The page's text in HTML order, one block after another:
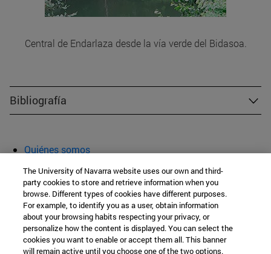
Central de Endarlaza desde la vía verde del Bidasoa.
Bibliografía
Quiénes somos
Aula abierta
Cátedra de Patrimonio y Arte Navarro
Facultad de Filosofía y Letras
The University of Navarra website uses our own and third-
party cookies to store and retrieve information when you
browse. Different types of cookies have different purposes.
For example, to identify you as a user, obtain information
about your browsing habits respecting your privacy, or
personalize how the content is displayed. You can select the
cookies you want to enable or accept them all. This banner
will remain active until you choose one of the two options.